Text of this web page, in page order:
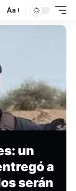
Aa
un
a
serán